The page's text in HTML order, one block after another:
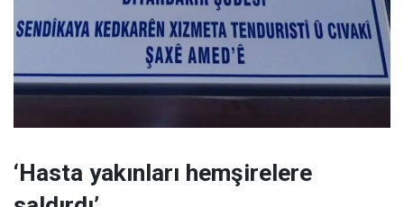
‘Hasta yakınları hemşirelere